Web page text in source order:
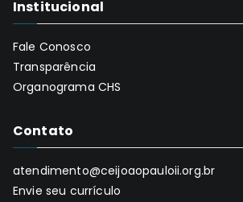
Institucional
Fale Conosco
Transparência
Organograma CHS
Contato
atendimento@ceijoaopauloii.org.br
Envie seu currículo